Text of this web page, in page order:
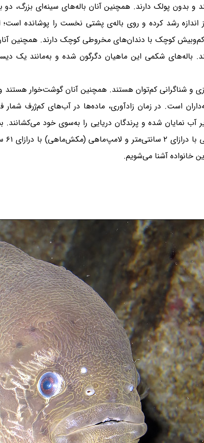
و بدون پولک دارند. همچنین آنان باله‌های سینه‌ای
رشد کرده و روی باله‌ی پشتی نخست را پوشانده
کوچک با دندان‌های مخروطی کوچک دارند. همچنین آنان
باله‌های شکمی این ماهیان دگرگون شده و به‌مانند یک
و شناگرانی کم‌توان هستند. همچنین آنان گوشت‌خوار
است. در زمان زادآوری، ماده‌ها در آب‌های کم‌ژرف شمار
آب نمایان شده و پرندگان دریایی را به‌سوی خود می‌کشانند.